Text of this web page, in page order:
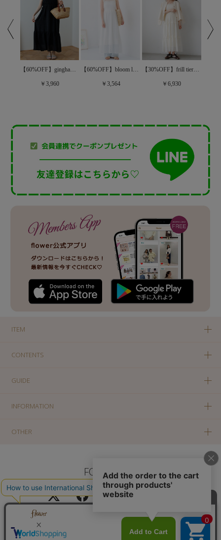
【60%OFF】gingham ribbon onepiece～ｷﾞﾝｶﾞﾑﾘﾎﾞﾝﾜﾝﾋﾟｰｽ
￥3,960
【60%OFF】bloom lace onepiece～ﾌﾞﾙｰﾑﾚｰｽﾜﾝﾋﾟｰｽ
￥3,564
【30%OFF】frill tiered onepiece～ﾌﾘﾙﾃｨｱｰﾄﾞﾜﾝﾋﾟｰｽ
￥6,930
ITEM
CONTENTS
GUIDE
INFORMATION
OTHER
FOLLOW US
PC版に切り替え